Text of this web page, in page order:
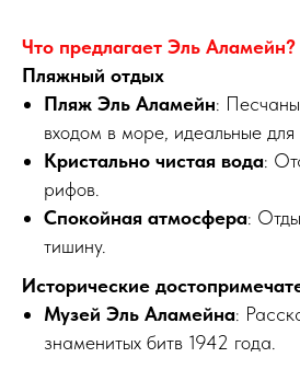
Что предлагает Эль Аламейн?
Пляжный отдых
Пляж Эль Аламейн:
входом в море, идеальные для
Кристально чистая вода:
рифов.
Спокойная атмосфера:
тишину.
Исторические
Музей Эль Аламейна:
знаменитых битв 1942 года.